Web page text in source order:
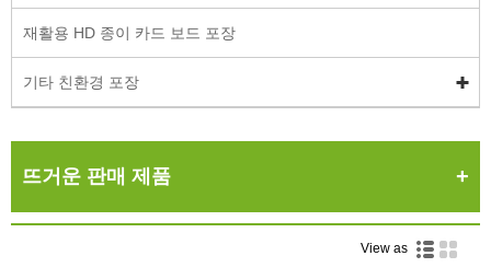
재활용 HD 종이 카드 보드 포장
기타 친환경 포장
뜨거운 판매 제품
View as